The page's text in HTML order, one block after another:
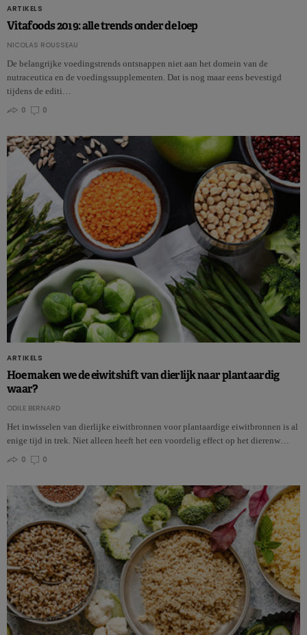
ARTIKELS
Vitafoods 2019: alle trends onder de loep
NICOLAS ROUSSEAU
De belangrijke voedingstrends ontsnappen niet aan het domein van de
nutraceutica en de voedingssupplementen. Dat is nog maar eens bevestigd
tijdens de editi…
0
0
ARTIKELS
Hoe maken we de eiwitshift van dierlijk naar plantaardig
waar?
ODILE BERNARD
Het inwisselen van dierlijke eiwitbronnen voor plantaardige eiwitbronnen is al
enige tijd in trek. Niet alleen heeft het een voordelig effect op het dierenw…
0
0